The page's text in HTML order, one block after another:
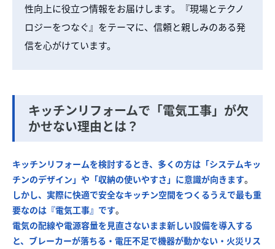
性向上に役立つ情報をお届けします。『現場とテクノ
ロジーをつなぐ』をテーマに、信頼と親しみのある発
信を心がけています。
キッチンリフォームで「電気工事」が欠
かせない理由とは？
キッチンリフォームを検討するとき、多くの方は「システムキッ
チンのデザイン」や「収納の使いやすさ」に意識が向きます。
しかし、実際に快適で安全なキッチン空間をつくるうえで最も重
要なのは『電気工事』です。
電気の配線や電源容量を見直さないまま新しい設備を導入する
と、ブレーカーが落ちる・電圧不足で機器が動かない・火災リス